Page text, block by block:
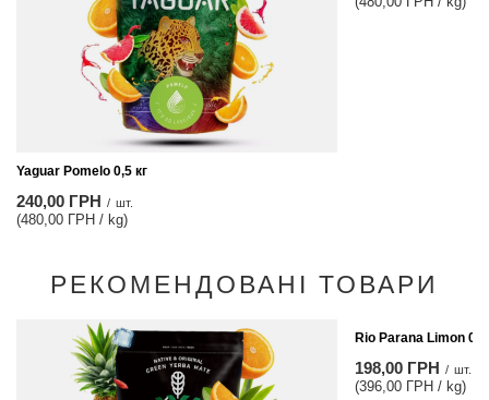
Yaguar Pomelo 0,5 кг
240,00 ГРН / шт.
(480,00 ГРН / kg)
РЕКОМЕНДОВАНІ ТОВАРИ
Rio Parana Limon 0,5
198,00 ГРН / шт.
(396,00 ГРН / kg)